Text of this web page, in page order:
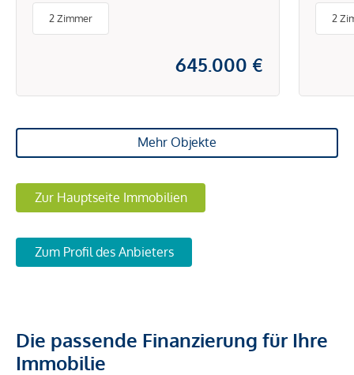
2 Zimmer
645.000 €
2
Mehr Objekte
Zur Hauptseite Immobilien
Zum Profil des Anbieters
Die passende Finanzierung für Ihre
Immobilie